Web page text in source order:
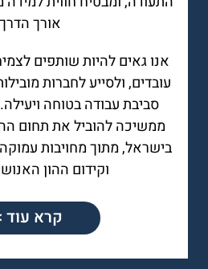
אורך הדרך.
אנו גאים להיות שותפים
עובדים, ולסייע לחברות
סביבת עבודה בטוחה ויעילה.
ממשיכה להוביל את תחום
בישראל, מתוך מחויבות עמוקה
וקידום ההון האנושי
קרא עוד >